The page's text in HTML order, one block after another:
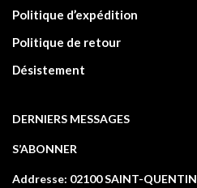
Politique d’expédition
Politique de retour
Désistement
DERNIERS MESSAGES
S’ABONNER
Addresse: 02100 SAINT-QUENTIN